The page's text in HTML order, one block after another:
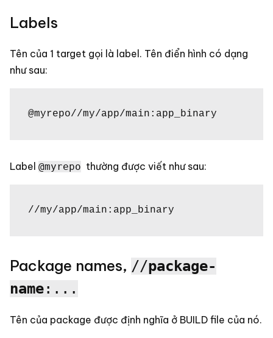
Labels
Tên của 1 target gọi là label. Tên điển hình có dạng
như sau:
@myrepo//my/app/main:app_binary
Label @myrepo thường được viết như sau:
//my/app/main:app_binary
Package names, //package-
name:...
Tên của package được định nghĩa ở BUILD file của nó.